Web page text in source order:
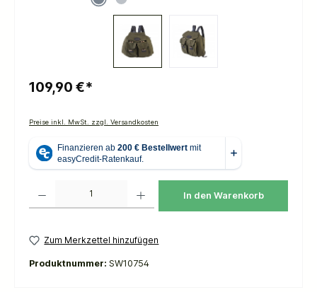
109,90 €*
Preise inkl. MwSt. zzgl. Versandkosten
In den Warenkorb
Zum Merkzettel hinzufügen
Produktnummer: SW10754